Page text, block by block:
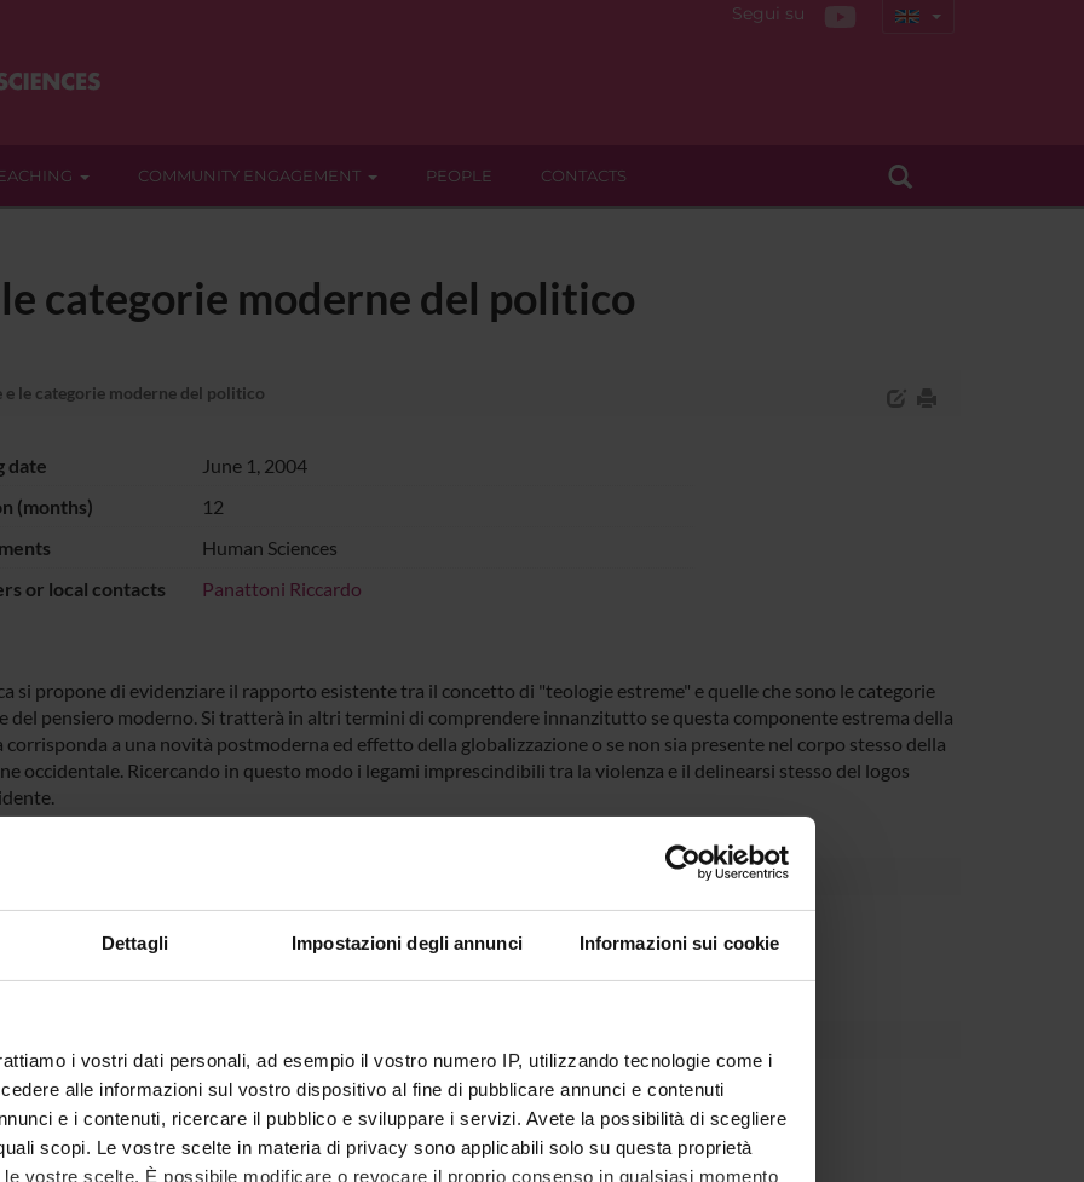
Dettagli Impostazioni degli annunci Informazioni sui cookie
i vostri dati personali, ad esempio il vostro numero IP, utilizzando tecnologie come i
alle informazioni sul vostro dispositivo al fine di pubblicare annunci e contenuti
e i contenuti, ricercare il pubblico e sviluppare i servizi. Avete la possibilità di scegliere
scopi. Le vostre scelte in materia di privacy sono applicabili solo su questa proprietà
vostre scelte. È possibile modificare o revocare il proprio consenso in qualsiasi momento
Segui su
COMMUNITY ENGAGEMENT PEOPLE CONTACTS
categorie moderne del politico
e le categorie moderne del politico
date
June 1, 2004
(months)
12
Human Sciences
or local contacts
Panattoni Riccardo
si propone di evidenziare il rapporto esistente tra il concetto di "teologie estreme" e quelle che sono le categorie
del pensiero moderno. Si tratterà in altri termini di comprendere innanzitutto se questa componente estrema della
corrisponda a una novità postmoderna ed effetto della globalizzazione o se non sia presente nel corpo stesso della
occidentale. Ricercando in questo modo i legami imprescindibili tra la violenza e il delinearsi stesso del logos
Panattoni Full Professor